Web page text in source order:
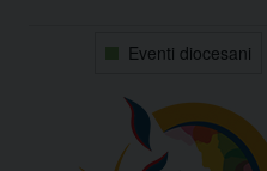
Eventi diocesani